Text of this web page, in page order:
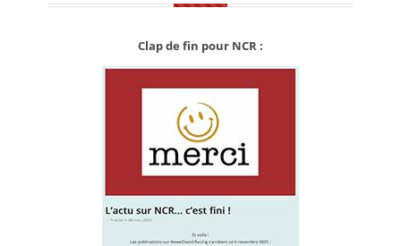
Clap de fin pour NCR :